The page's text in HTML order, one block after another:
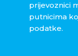
prijevoznici
putnicima
podatke.